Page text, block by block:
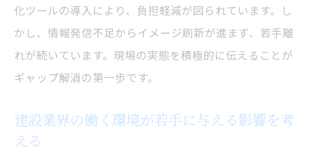
化ツールの導入により、負担軽減が図られています。し
かし、情報発信不足からイメージ刷新が進まず、若手離
れが続いています。現場の実態を積極的に伝えることが
ギャップ解消の第一歩です。
建設業界の働く環境が若手に与える影響を考
える